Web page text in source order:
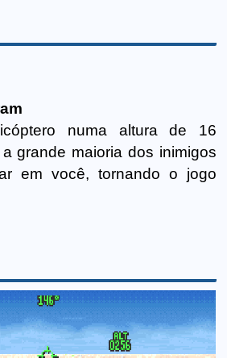
numa altura de 16
grande maioria dos inimigos
em você, tornando o jogo